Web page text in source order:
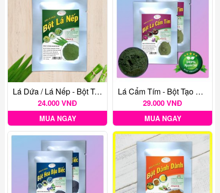
Lá Dứa / Lá Nếp - Bột Tạo Màu Thực Phẩm Tự Nhiên Gói 20G
24.000 VNĐ
MUA NGAY
Lá Cẩm Tím - Bột Tạo Màu Thực Phẩm Tự Nhiên Gói 20G
29.000 VNĐ
MUA NGAY